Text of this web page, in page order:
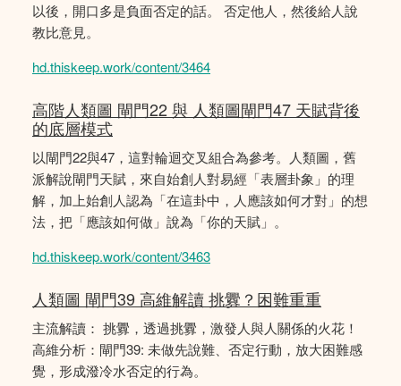
以後，開口多是負面否定的話。 否定他人，然後給人說
教比意見。
hd.thiskeep.work/content/3464
高階人類圖 閘門22 與 人類圖閘門47 天賦背後
的底層模式
以閘門22與47，這對輪迴交叉組合為參考。人類圖，舊
派解說閘門天賦，來自始創人對易經「表層卦象」的理
解，加上始創人認為「在這卦中，人應該如何才對」的想
法，把「應該如何做」說為「你的天賦」。
hd.thiskeep.work/content/3463
人類圖 閘門39 高維解讀 挑釁？困難重重
主流解讀： 挑釁，透過挑釁，激發人與人關係的火花！
高維分析：閘門39: 未做先說難、否定行動，放大困難感
覺，形成潑冷水否定的行為。